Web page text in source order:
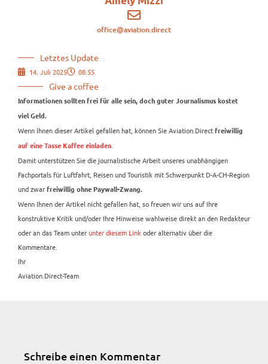
office@aviation.direct
Letztes Update
14. Juli 2025 08:55
Give a coffee
Informationen sollten frei für alle sein, doch guter Journalismus kostet
viel Geld.
Wenn Ihnen dieser Artikel gefallen hat, können Sie Aviation.Direct freiwillig
auf eine Tasse Kaffee einladen
Damit unterstützen Sie die journalistische Arbeit unseres unabhängigen
Fachportals für Luftfahrt, Reisen und Touristik mit Schwerpunkt D-A-CH-Region
und zwar freiwillig ohne Paywall-Zwang.
Wenn Ihnen der Artikel nicht gefallen hat, so freuen wir uns auf Ihre
konstruktive Kritik und/oder Ihre Hinweise wahlweise direkt an den Redakteur
oder an das Team unterunter diesem Link oder alternativ über die
Kommentare.
Ihr
Aviation.Direct-Team
Schreibe einen Kommentar